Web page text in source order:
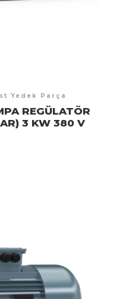
Yedek Parça
REGÜLATÖR
3 KW 380 V